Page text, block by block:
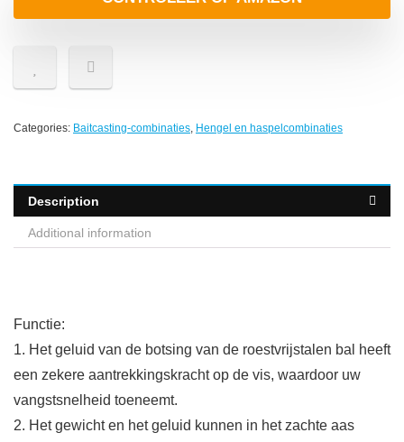
Categories: Baitcasting-combinaties, Hengel en haspelcombinaties
Description
Additional information
Functie:
1. Het geluid van de botsing van de roestvrijstalen bal heeft
een zekere aantrekkingskracht op de vis, waardoor uw
vangstsnelheid toeneemt.
2. Het gewicht en het geluid kunnen in het zachte aas